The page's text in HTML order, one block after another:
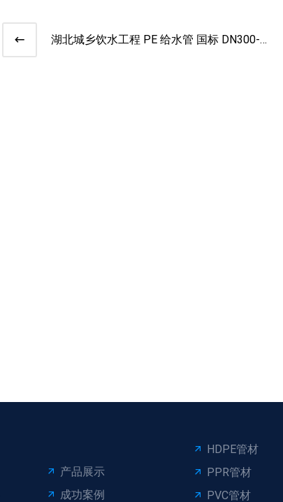
湖北城乡饮水工程 PE 给水管 国标 DN300-
产品展示
成功案例
HDPE管材
PPR管材
PVC管材